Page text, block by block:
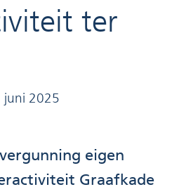
ter
juni 2025
eigen
Graafkade